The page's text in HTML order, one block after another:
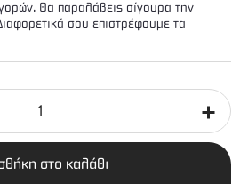
Θα παραλάβεις σίγουρα την
σου επιστρέφουμε τα
στο καλάθι